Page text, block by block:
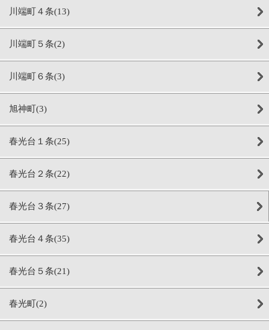
川端町４条(13)
川端町５条(2)
川端町６条(3)
旭神町(3)
春光台１条(25)
春光台２条(22)
春光台３条(27)
春光台４条(35)
春光台５条(21)
春光町(2)